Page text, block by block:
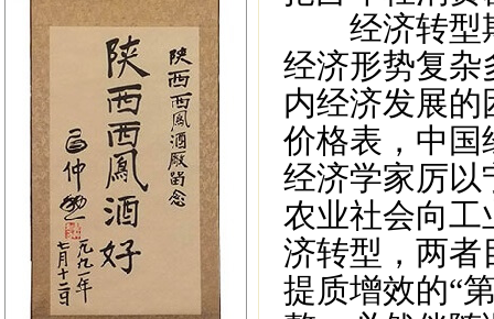
经济转型期
经济形势复杂
内经济发展
价格表，中国
经济学家厉
农业社会向工
济转型，两者
提质增效的“